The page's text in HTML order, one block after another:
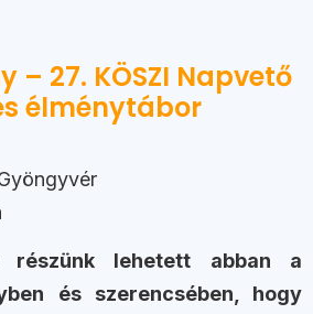
– 27. KÖSZI Napvető
élménytábor
lehetett abban a
és szerencsében, hogy